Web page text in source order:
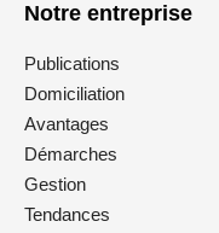
Notre entreprise
Publications
Domiciliation
Avantages
Démarches
Gestion
Tendances